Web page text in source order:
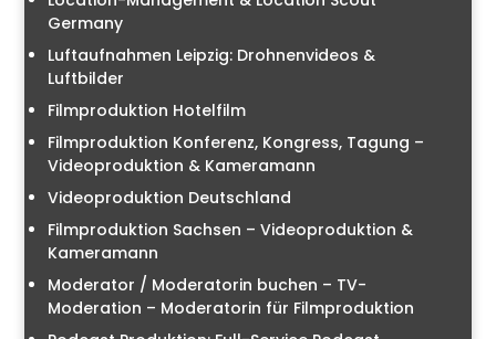
Germany
Luftaufnahmen Leipzig: Drohnenvideos &
Luftbilder
Filmproduktion Hotelfilm
Filmproduktion Konferenz, Kongress, Tagung –
Videoproduktion & Kameramann
Videoproduktion Deutschland
Filmproduktion Sachsen – Videoproduktion &
Kameramann
Moderator / Moderatorin buchen – TV-
Moderation – Moderatorin für Filmproduktion